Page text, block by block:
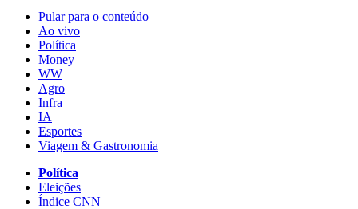
Pular para o conteúdo
Ao vivo
Política
Money
WW
Agro
Infra
IA
Esportes
Viagem & Gastronomia
Política
Eleições
Índice CNN